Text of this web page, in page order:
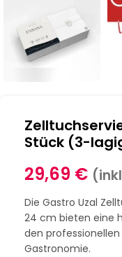
Stück (3-
29,69 €
Die Gastro Uzal
24 cm bieten eine
den
Gastronomie.